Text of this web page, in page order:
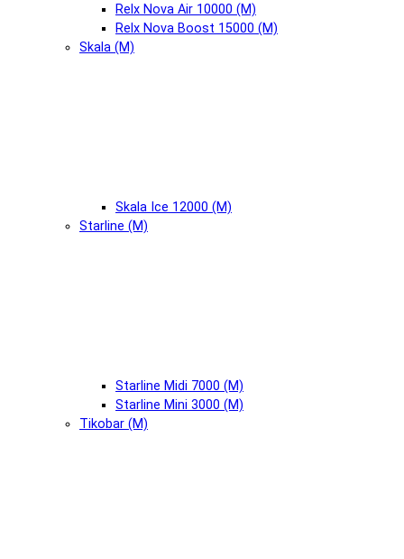
Relx Nova Air 10000 (М)
Relx Nova Boost 15000 (М)
Skala (М)
Skala Ice 12000 (М)
Starline (М)
Starline Midi 7000 (М)
Starline Mini 3000 (М)
Tikobar (М)